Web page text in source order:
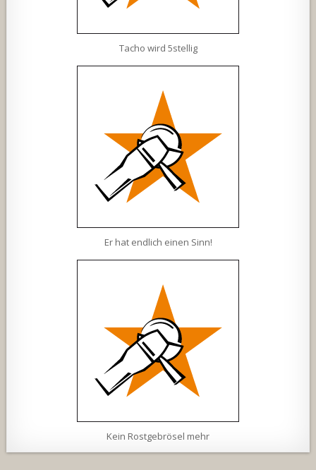
Tacho wird 5stellig
Er hat endlich einen Sinn!
Kein Rostgebrösel mehr